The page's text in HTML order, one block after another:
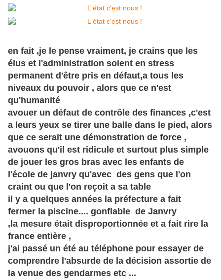
en fait ,je le pense vraiment, je crains que les
élus et l'administration soient en stress
permanent d'être pris en défaut,a tous les
niveaux du pouvoir , alors que ce n'est
qu'humanité
avouer un défaut de contrôle des finances ,c'est
a leurs yeux se tirer une balle dans le pied, alors
que ce serait une démonstration de force ,
avouons qu'il est ridicule et surtout plus simple
de jouer les gros bras avec les enfants de
l'école de janvry qu'avec des gens que l'on
craint ou que l'on reçoit a sa table
il y a quelques années la préfecture a fait
fermer la piscine.... gonflable de Janvry
,la mesure était disproportionnée et a fait rire la
france entière ,
j'ai passé un été au téléphone pour essayer de
comprendre l'absurde de la décision assortie de
la venue des gendarmes etc ...